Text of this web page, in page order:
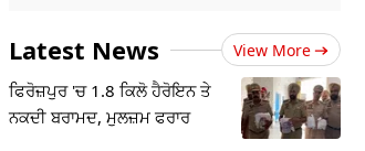
Latest News View More
ਫਿਰੋਜ਼ਪੁਰ 'ਚ 1.8 ਕਿਲੋ ਹੈਰੋਇਨ ਤੇ
ਨਕਦੀ ਬਰਾਮਦ, ਮੁਲਜ਼ਮ ਫਰਾਰ